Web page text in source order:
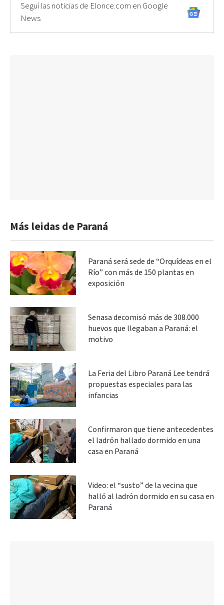
Seguí las noticias de Elonce.com en Google
News
Más leidas de Paraná
Paraná será sede de “Orquídeas en el
Río” con más de 150 plantas en
exposición
Senasa decomisó más de 308.000
huevos que llegaban a Paraná: el
motivo
La Feria del Libro Paraná Lee tendrá
propuestas especiales para las
infancias
Confirmaron que tiene antecedentes
el ladrón hallado dormido en una
casa en Paraná
Video: el “susto” de la vecina que
halló al ladrón dormido en su casa en
Paraná